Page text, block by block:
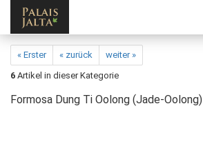
« Erster « zurück
weiter »
6 Artikel in dieser Kategorie
Formosa Dung Ti Oolong (Jade-Oolong)